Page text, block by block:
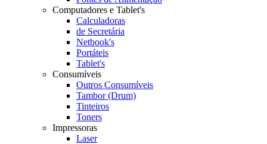
Computadores e Tablet's
Calculadoras
de Secretária
Netbook's
Portáteis
Tablet's
Consumíveis
Outros Consumíveis
Tambor (Drum)
Tinteiros
Toners
Impressoras
Laser